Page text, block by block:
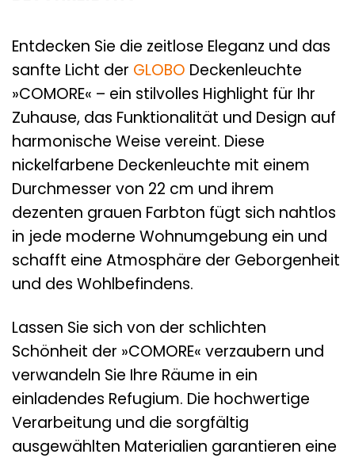
Entdecken Sie die zeitlose Eleganz und das
sanfte Licht der GLOBO Deckenleuchte
»COMORE« – ein stilvolles Highlight für Ihr
Zuhause, das Funktionalität und Design auf
harmonische Weise vereint. Diese
nickelfarbene Deckenleuchte mit einem
Durchmesser von 22 cm und ihrem
dezenten grauen Farbton fügt sich nahtlos
in jede moderne Wohnumgebung ein und
schafft eine Atmosphäre der Geborgenheit
und des Wohlbefindens.
Lassen Sie sich von der schlichten
Schönheit der »COMORE« verzaubern und
verwandeln Sie Ihre Räume in ein
einladendes Refugium. Die hochwertige
Verarbeitung und die sorgfältig
ausgewählten Materialien garantieren eine